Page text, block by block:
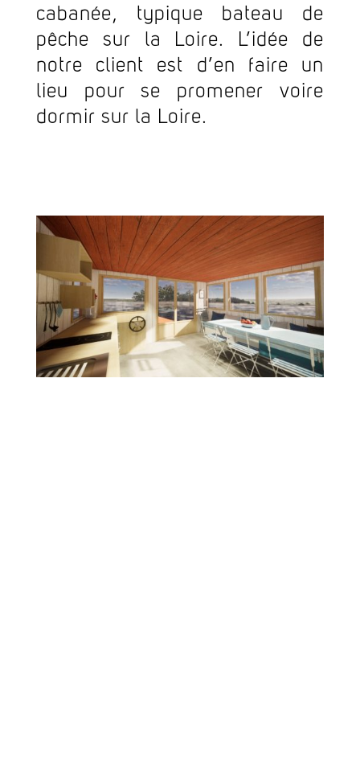
cabanée, typique bateau de
pêche sur la Loire. L’idée de
notre client est d’en faire un
lieu pour se promener voire
dormir sur la Loire.